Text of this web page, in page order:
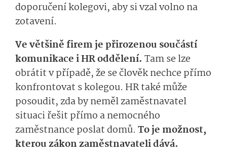
doporučení kolegovi, aby si vzal volno na
zotavení.
Ve většině firem je přirozenou součástí
komunikace i HR oddělení. Tam se lze
obrátit v případě, že se člověk nechce přímo
konfrontovat s kolegou. HR také může
posoudit, zda by neměl zaměstnavatel
situaci řešit přímo a nemocného
zaměstnance poslat domů. To je možnost,
kterou zákon zaměstnavateli dá­vá.